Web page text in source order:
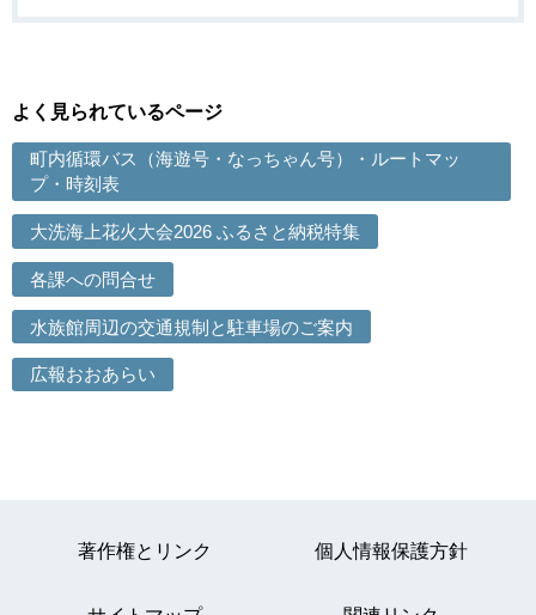
よく見られているページ
町内循環バス（海遊号・なっちゃん号）・ルートマッ
プ・時刻表
大洗海上花火大会2026 ふるさと納税特集
各課への問合せ
水族館周辺の交通規制と駐車場のご案内
広報おおあらい
著作権とリンク 個人情報保護方針